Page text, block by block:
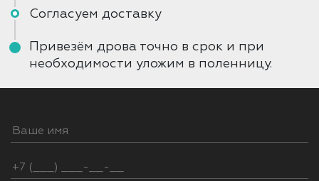
Согласуем доставку
Привезём дрова точно в срок и при
необходимости уложим в поленницу.